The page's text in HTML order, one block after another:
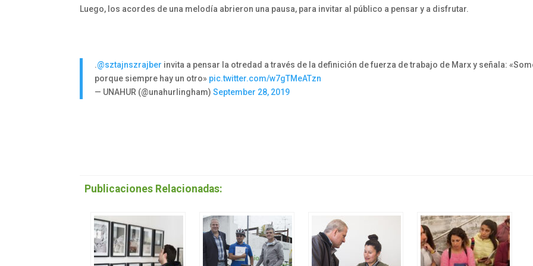
Luego, los acordes de una melodía abrieron una pausa, para invitar al público a pensar y a disfrutar.
.@sztajnszrajber invita a pensar la otredad a través de la definición de fuerza de trabajo de Marx y señala:
porque siempre hay un otro» pic.twitter.com/w7gTMeATzn
— UNAHUR (@unahurlingham)September 28, 2019
Publicaciones Relacionadas: